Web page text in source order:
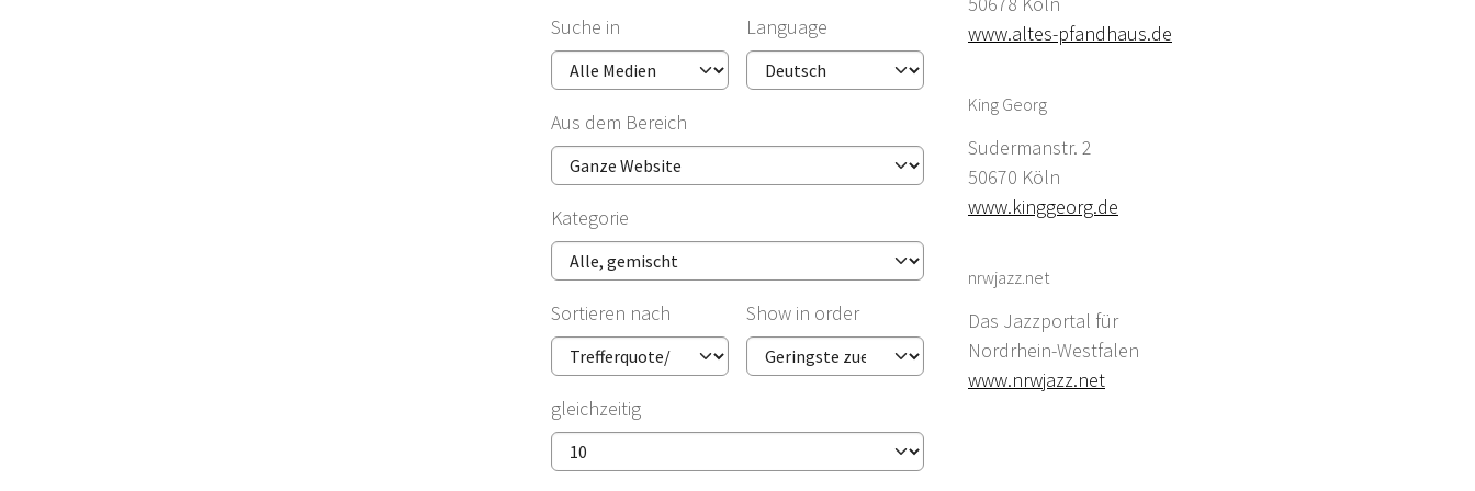
Suche in Language
Aus dem Bereich
Kategorie
Sortieren nach Show in order
gleichzeitig
www.altes-pfandhaus.de
King Georg
Sudermanstr. 2
50670 Köln
www.kinggeorg.de
nrwjazz.net
Das Jazzportal für
Nordrhein-Westfalen
www.nrwjazz.net